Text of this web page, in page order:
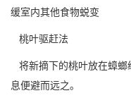
缓室内其他食物蜕变
桃叶驱赶法
将新摘下的桃叶放在蟑螂
息便避而远之。